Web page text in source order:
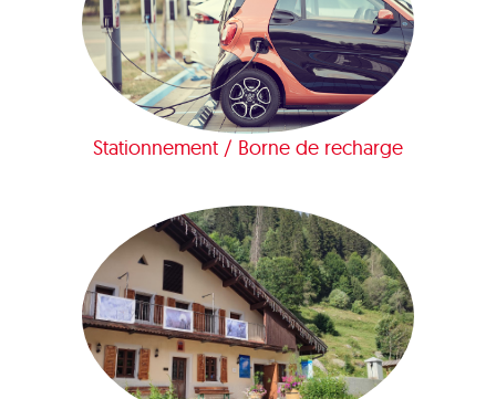
Stationnement / Borne de recharge